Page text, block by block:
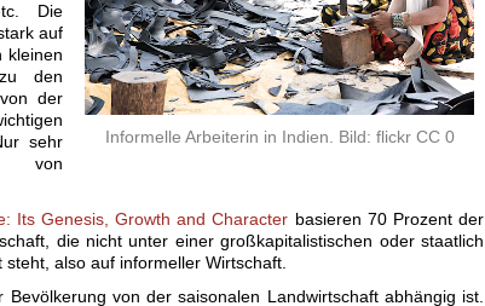
Informelle Arbeiterin in Indien. Bild: flickr CC 0
Die
auf
kleinen
den
der
sehr
von
Its Genesis, Growth and Character basieren 70 Prozent der
die nicht unter einer großkapitalistischen oder staatlich
also auf informeller Wirtschaft.
von der saisonalen Landwirtschaft abhängig ist.